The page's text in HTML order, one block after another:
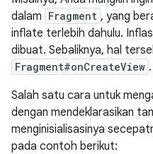
dalam Fragment , yang
inflate terlebih dahulu.
dibuat. Sebaliknya, hal
Fragment#onCreateView .
Salah satu cara untuk
dengan mendeklarasikan
menginisialisasinya
pada contoh berikut: